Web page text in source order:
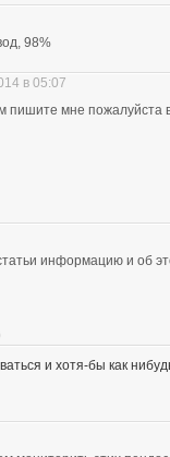
98%
в 05:07
пишите мне
информацию и об
и хотя-бы как